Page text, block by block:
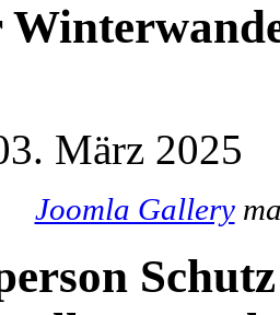
März 2025
Joomla Gallery